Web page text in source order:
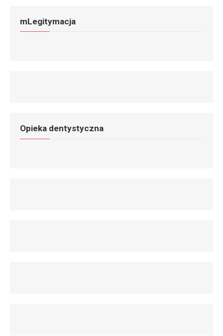
mLegitymacja
Opieka dentystyczna